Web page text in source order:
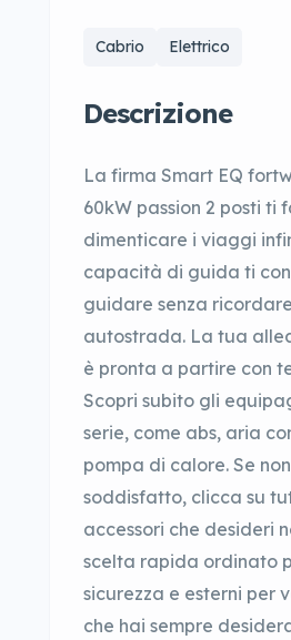
Cabrio Elettrico
Descrizione
La firma Smart EQ
60kW passion 2 posti ti
dimenticare i viaggi
capacità di guida ti
guidare senza
autostrada. La tua
è pronta a partire con
Scopri subito gli
serie, come abs, aria
pompa di calore. Se
soddisfatto, clicca su
accessori che desideri
scelta rapida ordinato
sicurezza e esterni per
che hai sempre